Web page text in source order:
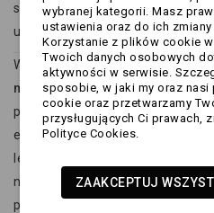
szybciej dociągniesz podporę do
ustawisz wysokość.
W zastosowaniach
magazynowych sprawdzają się
pozwalają przenieść istniejącą
ergonomiczne miejsce lub
lekkich przyczepek
nożycowe 500–900 kg – pełnią
postoju.
wybranej kategorii. Masz
ustawienia oraz do ich
Korzystanie z plików cookie
Twoich danych osobowych
aktywności w serwisie.
sposobie, w jaki my oraz nasi
cookie oraz przetwarzamy
przysługujących Ci prawach,
Polityce Cookies.
ZAAKCEPTUJ